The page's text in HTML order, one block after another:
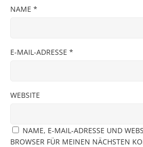
NAME *
E-MAIL-ADRESSE *
WEBSITE
NAME, E-MAIL-ADRESSE UND
BROWSER FÜR MEINEN NÄCHSTEN